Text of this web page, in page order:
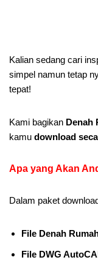
Kalian sedang cari
simpel namun tetap
tepat!
Kami bagikan Denah
kamu download
Apa yang Akan
Dalam paket
File Denah
File DWG